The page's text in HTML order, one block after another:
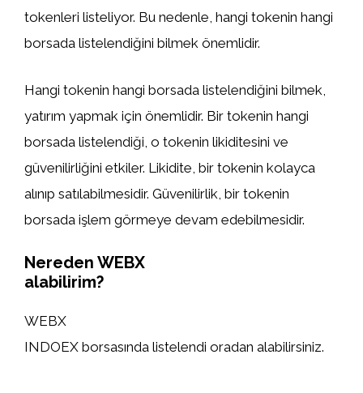
tokenleri listeliyor. Bu nedenle, hangi tokenin hangi
borsada listelendiğini bilmek önemlidir.
Hangi tokenin hangi borsada listelendiğini bilmek,
yatırım yapmak için önemlidir. Bir tokenin hangi
borsada listelendiği, o tokenin likiditesini ve
güvenilirliğini etkiler. Likidite, bir tokenin kolayca
alınıp satılabilmesidir. Güvenilirlik, bir tokenin
borsada işlem görmeye devam edebilmesidir.
Nereden WEBX
alabilirim?
WEBX
INDOEX borsasında listelendi oradan alabilirsiniz.